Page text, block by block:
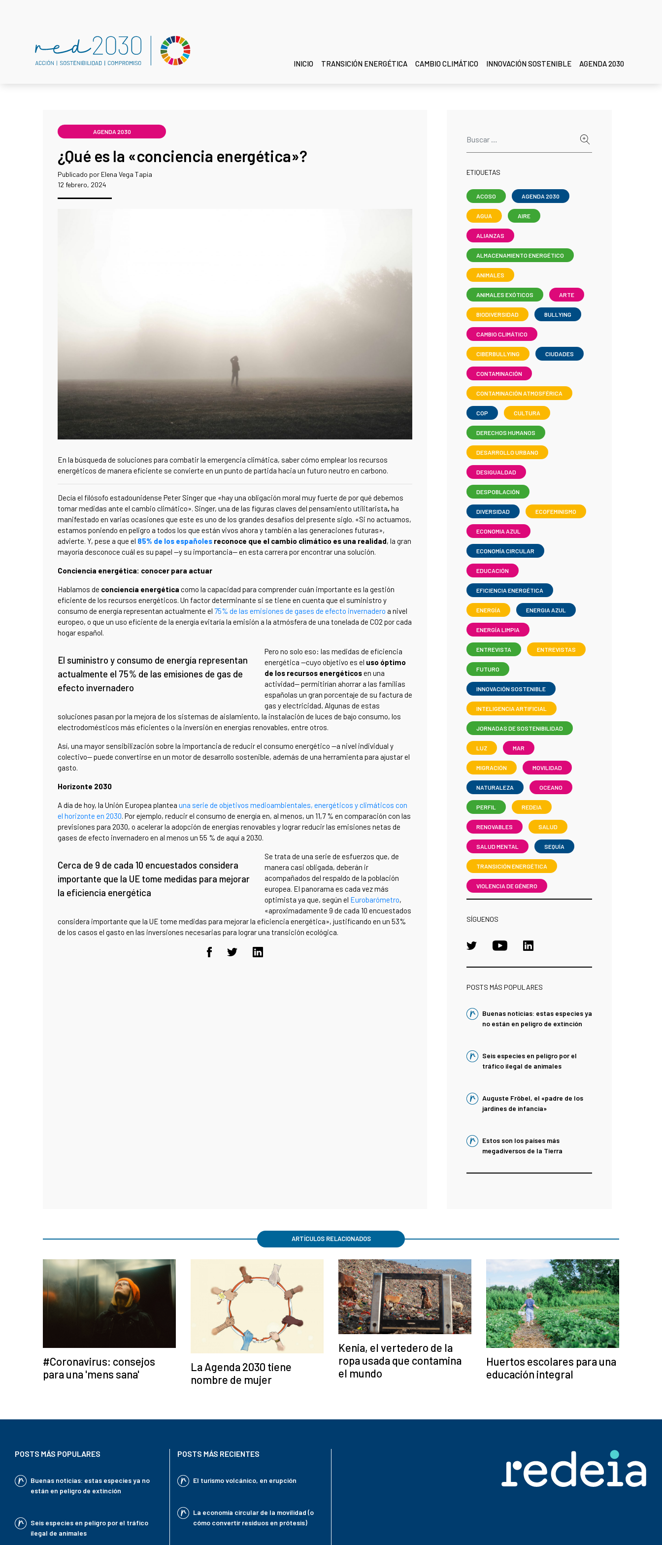
INICIO TRANSICIÓN ENERGÉTICA CAMBIO CLIMÁTICO INNOVACIÓN SOSTENIBLE AGENDA 2030
AGENDA 2030
¿Qué es la «conciencia energética»?
Publicado por Elena Vega Tapia
12 febrero, 2024
En la búsqueda de soluciones para combatir la emergencia climática, saber cómo emplear los recursos
energéticos de manera eficiente se convierte en un punto de partida hacia un futuro neutro en carbono.
Decía el filósofo estadounidense Peter Singer que «hay una obligación moral muy fuerte de por qué debemos
tomar medidas ante el cambio climático». Singer, una de las figuras claves del pensamiento utilitarista, ha
manifestado en varias ocasiones que este es uno de los grandes desafíos del presente siglo. «Si no actuamos,
estamos poniendo en peligro a todos los que están vivos ahora y también a las generaciones futuras»,
advierte. Y, pese a que el 85% de los españoles reconoce que el cambio climático es una realidad, la gran
mayoría desconoce cuál es su papel —y su importancia— en esta carrera por encontrar una solución.
Conciencia energética: conocer para actuar
Hablamos de conciencia energética como la capacidad para comprender cuán importante es la gestión
eficiente de los recursos energéticos. Un factor determinante si se tiene en cuenta que el suministro y
consumo de energía representan actualmente el 75% de las emisiones de gases de efecto invernadero a nivel
europeo, o que un uso eficiente de la energía evitaría la emisión a la atmósfera de una tonelada de CO2 por cada
hogar español.
El suministro y consumo de energía representan
actualmente el 75% de las emisiones de gas de
efecto invernadero
Pero no solo eso: las medidas de eficiencia
energética —cuyo objetivo es el uso óptimo
de los recursos energéticosen una
actividad— permitirían ahorrar a las familias
españolas un gran porcentaje de su factura de
gas y electricidad. Algunas de estas
soluciones pasan por la mejora de los sistemas de aislamiento, la instalación de luces de bajo consumo, los
electrodomésticos más eficientes o la inversión en energías renovables, entre otros.
Así, una mayor sensibilización sobre la importancia de reducir el consumo energético —a nivel individual y
colectivo— puede convertirse en un motor de desarrollo sostenible, además de una herramienta para ajustar el
gasto.
Horizonte 2030
A día de hoy, la Unión Europea plantea una serie de objetivos medioambientales, energéticos y climáticos con
el horizonte en 2030. Por ejemplo, reducir el consumo de energía en, al menos, un 11,7 % en comparación con las
previsiones para 2030, o acelerar la adopción de energías renovables y lograr reducir las emisiones netas de
gases de efecto invernadero en al menos un 55 % de aquí a 2030.
Cerca de 9 de cada 10 encuestados considera
importante que la UE tome medidas para mejorar
la eficiencia energética
Se trata de una serie de esfuerzos que, de
manera casi obligada, deberán ir
acompañados del respaldo de la población
europea. El panorama es cada vez más
optimista ya que, según el Eurobarómetro,
«aproximadamente 9 de cada 10 encuestados
considera importante que la UE tome medidas para mejorar la eficiencia energética», justificando en un 53%
de los casos el gasto en las inversiones necesarias para lograr una transición ecológica.
ETIQUETAS
ACOSO AGENDA 2030
AGUA AIRE
ALIANZAS
ALMACENAMIENTO ENERGÉTICO
ANIMALES
ANIMALES EXÓTICOS ARTE
BIODIVERSIDAD BULLYING
CAMBIO CLIMÁTICO
CIBERBULLYING CIUDADES
CONTAMINACIÓN
CONTAMINACIÓN ATMOSFÉRICA
COP CULTURA
DERECHOS HUMANOS
DESARROLLO URBANO
DESIGUALDAD
DESPOBLACIÓN
DIVERSIDAD ECOFEMINISMO
ECONOMIA AZUL
ECONOMÍA CIRCULAR
EDUCACIÓN
EFICIENCIA ENERGÉTICA
ENERGÍA ENERGIA AZUL
ENERGÍA LIMPIA
ENTREVISTA ENTREVISTAS
FUTURO
INNOVACIÓN SOSTENIBLE
INTELIGENCIA ARTIFICIAL
JORNADAS DE SOSTENIBILIDAD
LUZ MAR
MIGRACIÓN MOVILIDAD
NATURALEZA OCEANO
PERFIL REDEIA
RENOVABLES SALUD
SALUD MENTAL SEQUÍA
TRANSICIÓN ENERGÉTICA
VIOLENCIA DE GÉNERO
SÍGUENOS
POSTS MÁS POPULARES
Buenas noticias: estas especies ya
no están en peligro de extinción
Seis especies en peligro por el
tráfico ilegal de animales
Auguste Fröbel, el «padre de los
jardines de infancia»
Estos son los países más
megadiversos de la Tierra
ARTÍCULOS RELACIONADOS
#Coronavirus: consejos
para una 'mens sana'
La Agenda 2030 tiene
nombre de mujer
Kenia, el vertedero de la
ropa usada que contamina
el mundo
Huertos escolares para una
educación integral
POSTS MÁS POPULARES
Buenas noticias: estas especies ya no
están en peligro de extinción
Seis especies en peligro por el tráfico
ilegal de animales
POSTS MÁS RECIENTES
El turismo volcánico, en erupción
La economía circular de la movilidad (o
cómo convertir residuos en prótesis)